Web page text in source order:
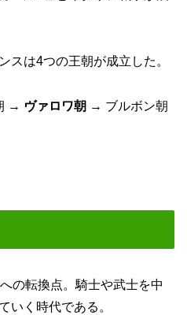
は4つの王朝が成立した。
→ ヴァロワ朝 → ブルボン朝
の転換点。騎士や武士を中
いく時代である。